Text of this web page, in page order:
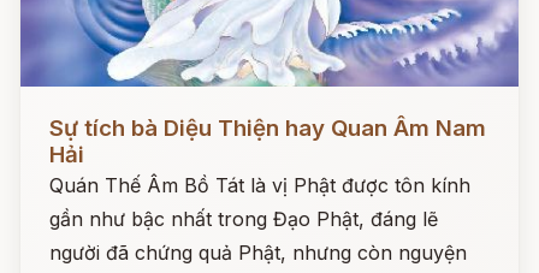
Sự tích bà Diệu Thiện hay Quan Âm Nam
Hải
Quán Thế Âm Bồ Tát là vị Phật được tôn kính
gần như bậc nhất trong Đạo Phật, đáng lẽ
người đã chứng quả Phật, nhưng còn nguyện